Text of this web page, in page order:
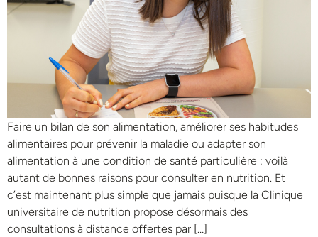
Faire un bilan de son alimentation, améliorer ses habitudes
alimentaires pour prévenir la maladie ou adapter son
alimentation à une condition de santé particulière : voilà
autant de bonnes raisons pour consulter en nutrition. Et
c’est maintenant plus simple que jamais puisque la Clinique
universitaire de nutrition propose désormais des
consultations à distance offertes par […]